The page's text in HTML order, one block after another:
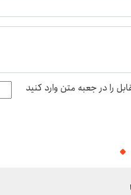
را در جعبه متن وارد کنید